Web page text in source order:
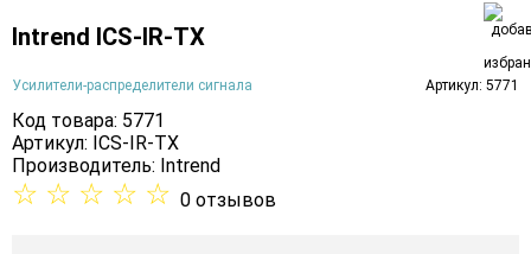
Intrend ICS-IR-TX
Усилители-распределители сигнала Артикул: 5771
Код товара: 5771
Артикул: ICS-IR-TX
Производитель: Intrend
☆ ☆ ☆ ☆ ☆ 0 отзывов